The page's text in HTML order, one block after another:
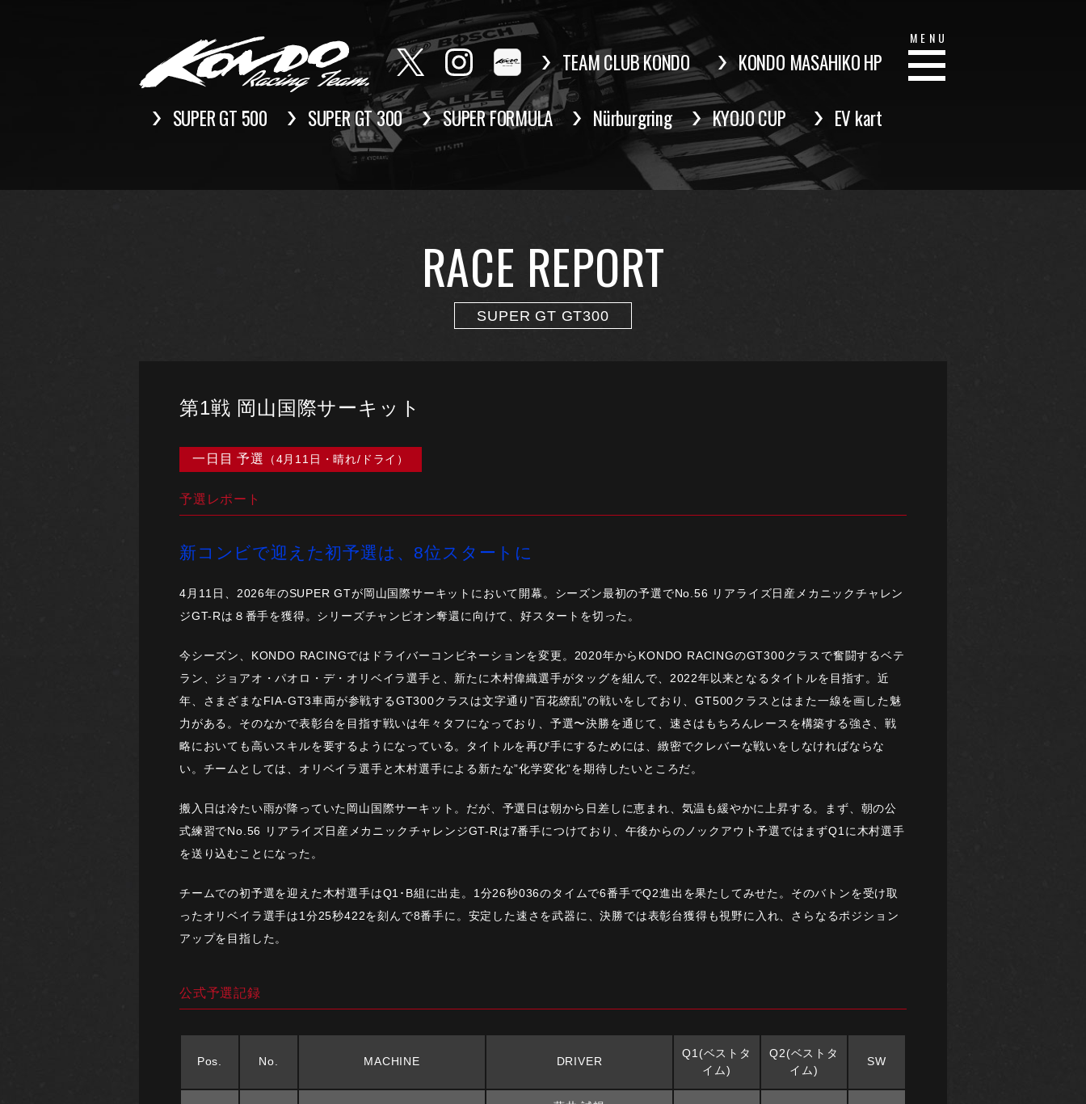
TEAM CLUB KONDO KONDO MASAHIKO HP
MENU
SUPER GT 500 SUPER GT 300 SUPER FORMULA Nürburgring KYOJO CUP EV kart
RACE REPORT
SUPER GT GT300
第1戦 岡山国際サーキット
一日目 予選 （4月11日・晴れ/ドライ）
予選レポート
新コンビで迎えた初予選は、8位スタートに
4月11日、2026年のSUPER GTが岡山国際サーキットにおいて開幕。シーズン最初の予選でNo.56 リアライズ日産メカニックチャレン
ジGT-Rは８番手を獲得。シリーズチャンピオン奪還に向けて、好スタートを切った。
今シーズン、KONDO RACINGではドライバーコンビネーションを変更。2020年からKONDO RACINGのGT300クラスで奮闘するベテ
ラン、ジョアオ・パオロ・デ・オリベイラ選手と、新たに木村偉織選手がタッグを組んで、2022年以来となるタイトルを目指す。近
年、さまざまなFIA-GT3車両が参戦するGT300クラスは文字通り”百花繚乱”の戦いをしており、GT500クラスとはまた一線を画した魅
力がある。そのなかで表彰台を目指す戦いは年々タフになっており、予選〜決勝を通じて、速さはもちろんレースを構築する強さ、戦
略においても高いスキルを要するようになっている。タイトルを再び手にするためには、緻密でクレバーな戦いをしなければならな
い。チームとしては、オリベイラ選手と木村選手による新たな”化学変化”を期待したいところだ。
搬入日は冷たい雨が降っていた岡山国際サーキット。だが、予選日は朝から日差しに恵まれ、気温も緩やかに上昇する。まず、朝の公
式練習でNo.56 リアライズ日産メカニックチャレンジGT-Rは7番手につけており、午後からのノックアウト予選ではまずQ1に木村選手
を送り込むことになった。
チームでの初予選を迎えた木村選手はQ1･B組に出走。1分26秒036のタイムで6番手でQ2進出を果たしてみせた。そのバトンを受け取
ったオリベイラ選手は1分25秒422を刻んで8番手に。安定した速さを武器に、決勝では表彰台獲得も視野に入れ、さらなるポジション
アップを目指した。
公式予選記録
Pos. No. MACHINE DRIVER
Q1(ベストタ
イム)
Q2(ベストタ
イム)
SW